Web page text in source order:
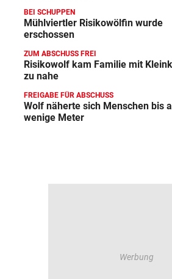
BEI SCHUPPEN
Mühlviertler Risikowölfin wurde
erschossen
ZUM ABSCHUSS FREI
Risikowolf kam Familie mit
zu nahe
FREIGABE FÜR ABSCHUSS
Wolf näherte sich Menschen bis
wenige Meter